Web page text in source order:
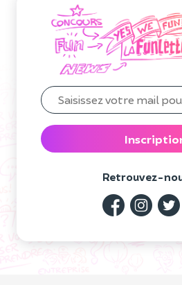
Retrouvez-